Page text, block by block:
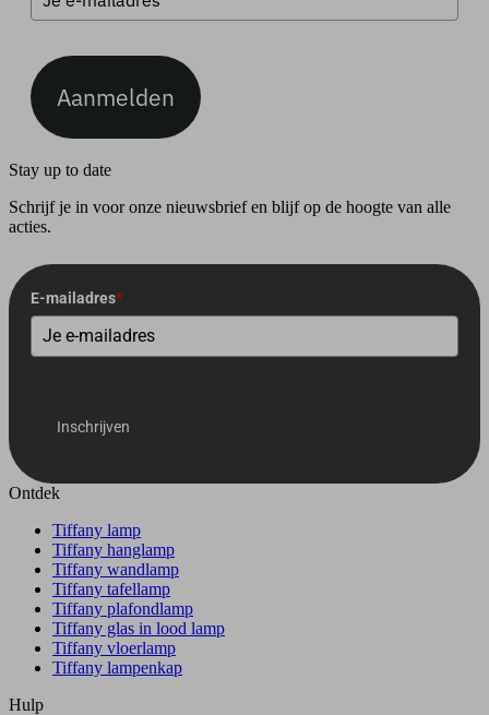
Aanmelden
Stay up to date
Schrijf je in voor onze nieuwsbrief en blijf op de hoogte van alle
acties.
E-mailadres*
Inschrijven
Ontdek
Tiffany lamp
Tiffany hanglamp
Tiffany wandlamp
Tiffany tafellamp
Tiffany plafondlamp
Tiffany glas in lood lamp
Tiffany vloerlamp
Tiffany lampenkap
Hulp